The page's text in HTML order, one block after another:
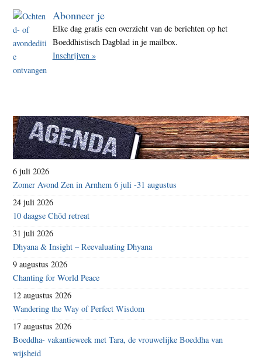
Abonneer je
Elke dag gratis een overzicht van de berichten op het
Boeddhistisch Dagblad in je mailbox.
Inschrijven »
6 juli 2026
Zomer Avond Zen in Arnhem 6 juli -31 augustus
24 juli 2026
10 daagse Chöd retreat
31 juli 2026
Dhyana & Insight – Reevaluating Dhyana
9 augustus 2026
Chanting for World Peace
12 augustus 2026
Wandering the Way of Perfect Wisdom
17 augustus 2026
Boeddha- vakantieweek met Tara, de vrouwelijke Boeddha van
wijsheid